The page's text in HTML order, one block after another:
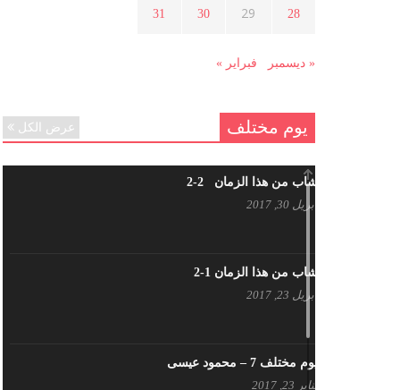
في الثورة السورية ؟
28
29
30
31
« ديسمبر فبراير »
يوم مختلف عرض الكل
شاب من هذا الزمان 2-2
أبريل 30, 2017
شاب من هذا الزمان 1-2
أبريل 23, 2017
يوم مختلف 7 – محمود عيسى
يناير 23, 2017